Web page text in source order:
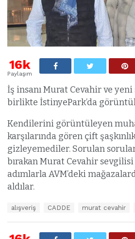
16k
Paylaşım
İş insanı Murat Cevahir ve
birlikte İstinyePark’da
Kendilerini görüntüleyen
karşılarında gören çift
gizleyemediler. Sorulan
bırakan Murat Cevahir
adımlarla AVM’deki
aldılar.
alışveriş CADDE murat cevahir